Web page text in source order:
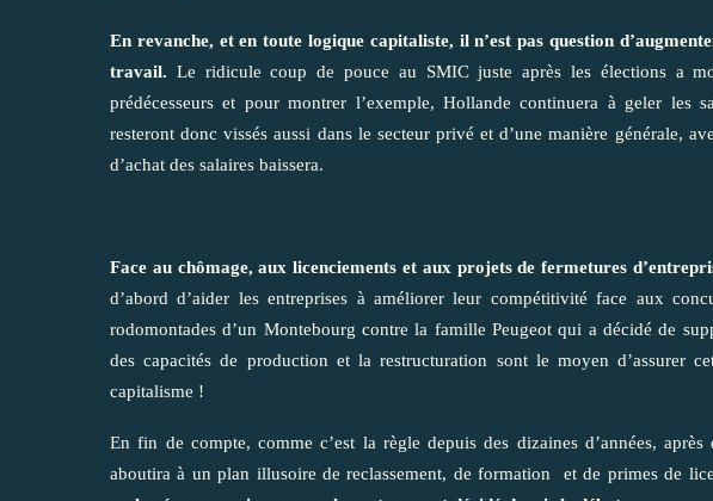
En revanche, et en toute logique capitaliste, il n’est pas question
travail. Le ridicule coup de pouce au SMIC juste après les élections a
prédécesseurs et pour montrer l’exemple, Hollande continuera à geler les
resteront donc vissés aussi dans le secteur privé et d’une manière générale,
d’achat des salaires baissera.
Face au chômage, aux licenciements et aux projets de fermetures
d’abord d’aider les entreprises à améliorer leur compétitivité face aux
rodomontades d’un Montebourg contre la famille Peugeot qui a décidé de
des capacités de production et la restructuration sont le moyen d’assurer
capitalisme !
En fin de compte, comme c’est la règle depuis des dizaines d’années,
aboutira à un plan illusoire de reclassement, de formation et de primes de